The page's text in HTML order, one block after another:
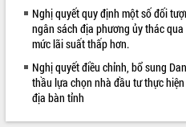
sầu riêng tại Đắk Lắk
Trình diễn nghệ thuật chế biến các
món ăn từ sầu riêng
Đắk Lắk công bố Quy hoạch và xúc
tiến đầu tư tỉnh
Ngành cá ngừ Đắk Lắk chủ động thích
ứng để giữ vững thị trường xuất khẩu
LIÊN KẾT WEB
Nghị quyết quy định một số đối
ngân sách địa phương ủy thác
mức lãi suất thấp hơn.
Nghị quyết điều chỉnh, bổ sung
thầu lựa chọn nhà đầu tư thực
địa bàn tỉnh